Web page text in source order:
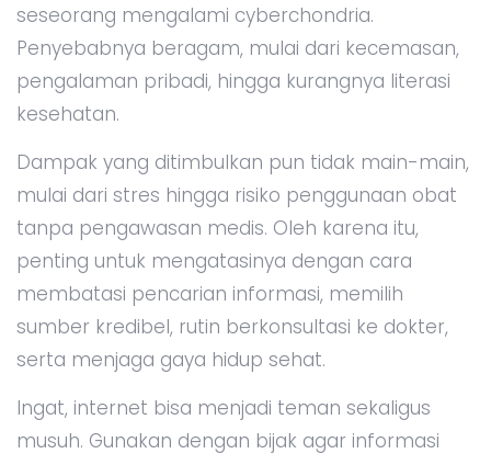
seseorang mengalami cyberchondria.
Penyebabnya beragam, mulai dari kecemasan,
pengalaman pribadi, hingga kurangnya literasi
kesehatan.
Dampak yang ditimbulkan pun tidak main-main,
mulai dari stres hingga risiko penggunaan obat
tanpa pengawasan medis. Oleh karena itu,
penting untuk mengatasinya dengan cara
membatasi pencarian informasi, memilih
sumber kredibel, rutin berkonsultasi ke dokter,
serta menjaga gaya hidup sehat.
Ingat, internet bisa menjadi teman sekaligus
musuh. Gunakan dengan bijak agar informasi